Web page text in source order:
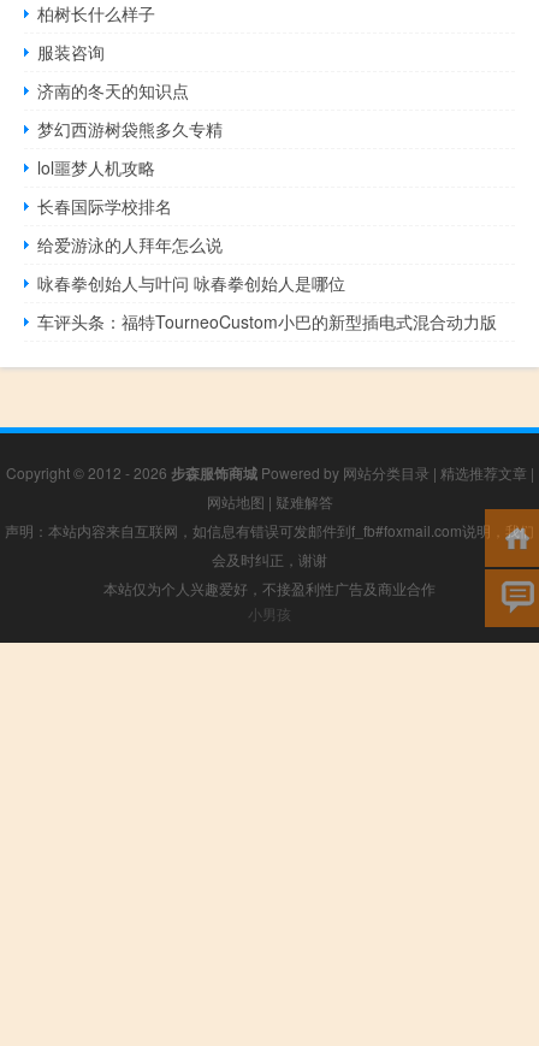
柏树长什么样子
服装咨询
济南的冬天的知识点
梦幻西游树袋熊多久专精
lol噩梦人机攻略
长春国际学校排名
给爱游泳的人拜年怎么说
咏春拳创始人与叶问 咏春拳创始人是哪位
车评头条：福特TourneoCustom小巴的新型插电式混合动力版
Copyright © 2012 - 2026 步森服饰商城Powered by 网站分类目录 | 精选推荐文章 |
网站地图 | 疑难解答
声明：本站内容来自互联网，如信息有错误可发邮件到f_fb#foxmail.com说明，我们
会及时纠正，谢谢
本站仅为个人兴趣爱好，不接盈利性广告及商业合作
小男孩